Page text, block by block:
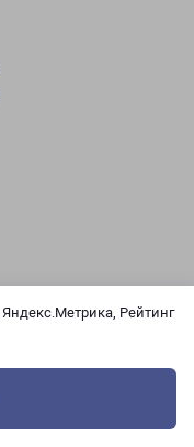
Рейтинг
краю
грузов